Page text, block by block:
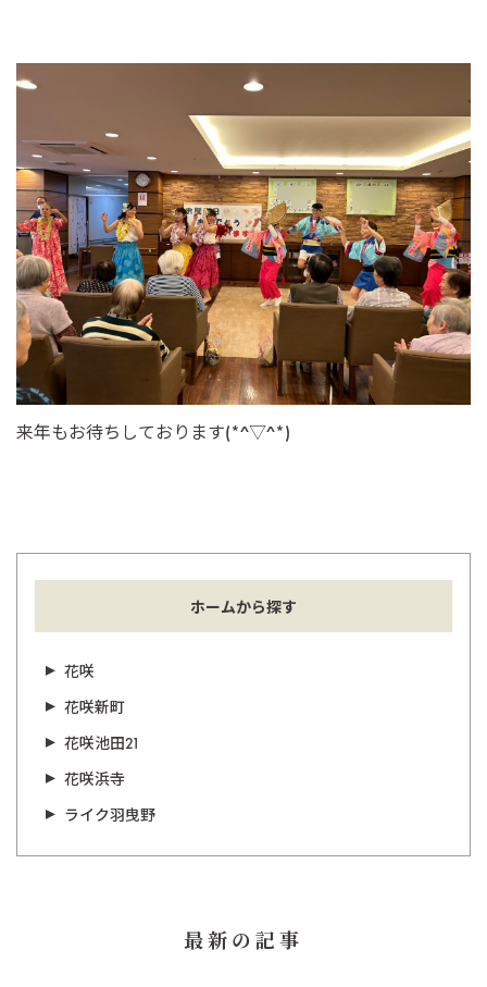
来年もお待ちしております(*^▽^*)
ホームから探す
花咲
花咲新町
花咲池田21
花咲浜寺
ライク羽曳野
最新の記事